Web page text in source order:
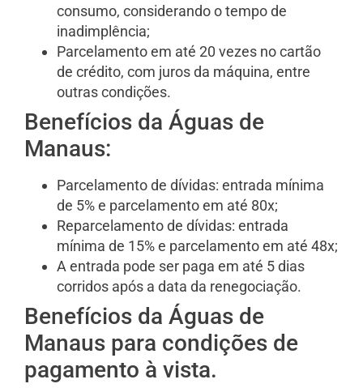
consumo, considerando o tempo de
inadimplência;
Parcelamento em até 20 vezes no cartão
de crédito, com juros da máquina, entre
outras condições.
Benefícios da Águas de
Manaus:
Parcelamento de dívidas: entrada mínima
de 5% e parcelamento em até 80x;
Reparcelamento de dívidas: entrada
mínima de 15% e parcelamento em até 48x;
A entrada pode ser paga em até 5 dias
corridos após a data da renegociação.
Benefícios da Águas de
Manaus para condições de
pagamento à vista.